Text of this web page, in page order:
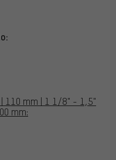
110 mm | 1 1/8" - 1,5"
mm: